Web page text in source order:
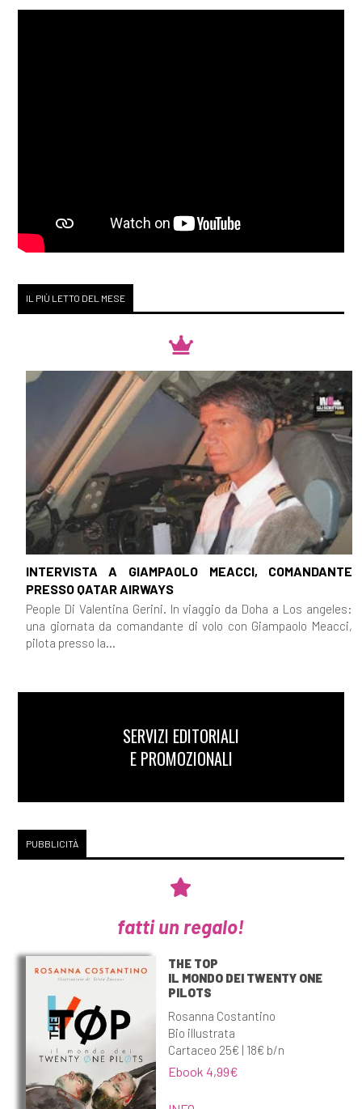
IL PIÙ LETTO DEL MESE
INTERVISTA A GIAMPAOLO MEACCI, COMANDANTE
PRESSO QATAR AIRWAYS
People Di Valentina Gerini. In viaggio da Doha a Los angeles:
una giornata da comandante di volo con Giampaolo Meacci,
pilota presso la...
SERVIZI EDITORIALI
E PROMOZIONALI
PUBBLICITÀ
fatti un regalo!
THE TOP
IL MONDO DEI TWENTY ONE
PILOTS
Rosanna Costantino
Bio illustrata
Cartaceo 25€ | 18€ b/n
Ebook 4,99€